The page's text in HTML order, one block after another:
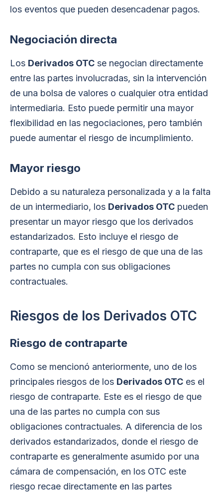
los eventos que pueden desencadenar pagos.
Negociación directa
Los Derivados OTC se negocian directamente
entre las partes involucradas, sin la intervención
de una bolsa de valores o cualquier otra entidad
intermediaria. Esto puede permitir una mayor
flexibilidad en las negociaciones, pero también
puede aumentar el riesgo de incumplimiento.
Mayor riesgo
Debido a su naturaleza personalizada y a la falta
de un intermediario, los Derivados OTC pueden
presentar un mayor riesgo que los derivados
estandarizados. Esto incluye el riesgo de
contraparte, que es el riesgo de que una de las
partes no cumpla con sus obligaciones
contractuales.
Riesgos de los Derivados OTC
Riesgo de contraparte
Como se mencionó anteriormente, uno de los
principales riesgos de los Derivados OTC es el
riesgo de contraparte. Este es el riesgo de que
una de las partes no cumpla con sus
obligaciones contractuales. A diferencia de los
derivados estandarizados, donde el riesgo de
contraparte es generalmente asumido por una
cámara de compensación, en los OTC este
riesgo recae directamente en las partes